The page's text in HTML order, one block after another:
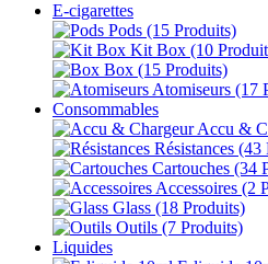
E-cigarettes
Pods (15 Produits)
Kit Box (10
Box (15 Produits)
Atomiseurs (17
Consommables
Accu &
Résistances (43
Cartouches (34
Accessoires (2
Glass (18 Produits)
Outils (7 Produits)
Liquides